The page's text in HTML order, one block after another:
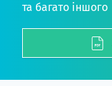
та багато іншого